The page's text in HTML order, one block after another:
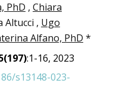
PhD , Chiara
Altucci , Ugo
Alfano, PhD *
:1-16, 2023
s13148-023-